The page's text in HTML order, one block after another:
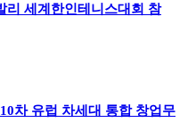
리 세계한인테니스대회 참
차 유럽 차세대 통합 창업무